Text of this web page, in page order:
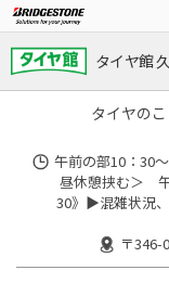
タイヤ館
タイヤの
午前の部10：30
昼休憩挟む＞ 午
30》▶︎混雑状況
〒